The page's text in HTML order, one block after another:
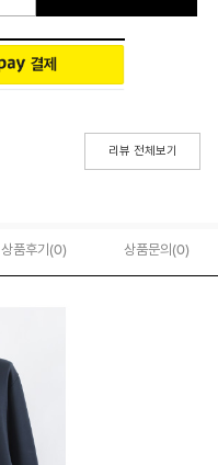
리뷰 전체보기
상품후기(0) 상품문의 (0)